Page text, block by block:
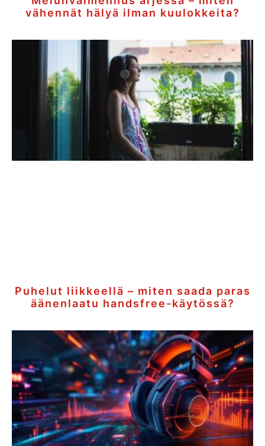
vähennät hälyä ilman kuulokkeita?
Puhelut liikkeellä – miten saada paras
äänenlaatu handsfree-käytössä?